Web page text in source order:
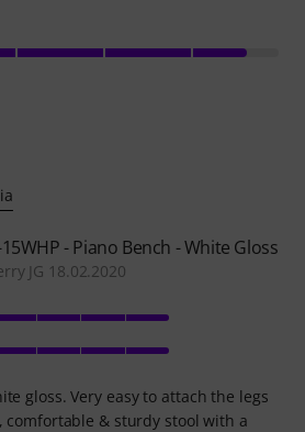
- Piano Bench - White Gloss
JG 18.02.2020
gloss. Very easy to attach the legs
comfortable & sturdy stool with a